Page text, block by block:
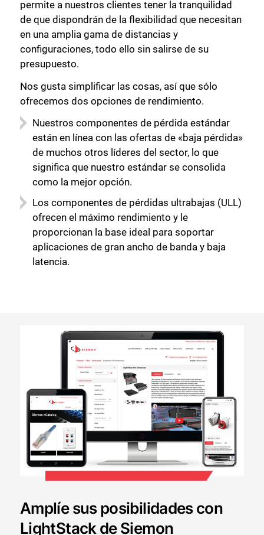
permite a nuestros clientes tener la tranquilidad
de que dispondrán de la flexibilidad que necesitan
en una amplia gama de distancias y
configuraciones, todo ello sin salirse de su
presupuesto.
Nos gusta simplificar las cosas, así que sólo
ofrecemos dos opciones de rendimiento.
Nuestros componentes de pérdida estándar
están en línea con las ofertas de «baja pérdida»
de muchos otros líderes del sector, lo que
significa que nuestro estándar se consolida
como la mejor opción.
Los componentes de pérdidas ultrabajas (ULL)
ofrecen el máximo rendimiento y le
proporcionan la base ideal para soportar
aplicaciones de gran ancho de banda y baja
latencia.
Amplíe sus posibilidades con
LightStack de Siemon